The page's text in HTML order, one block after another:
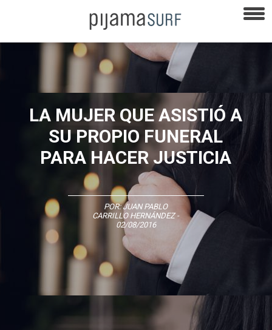
LA MUJER QUE ASISTIÓ A
SU PROPIO FUNERAL
PARA HACER JUSTICIA
POR:JUAN PABLO
CARRILLO HERNÁNDEZ-
02/08/2016